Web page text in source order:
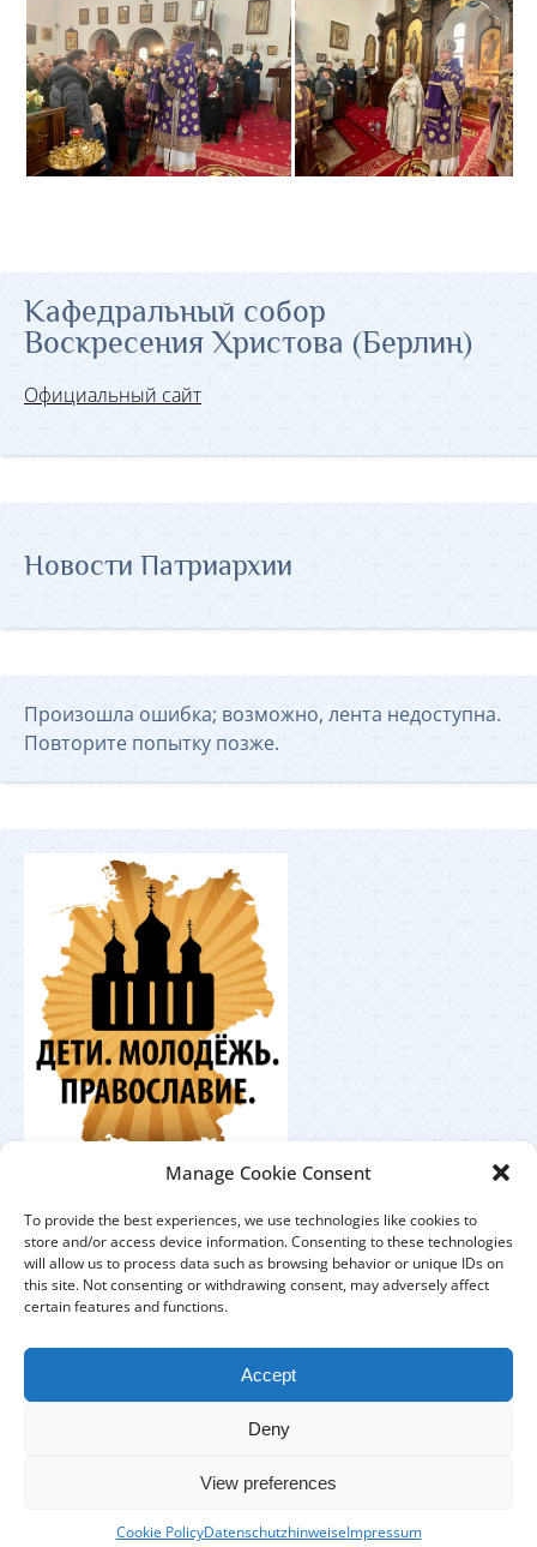
Manage Cookie Consent
To provide the best experiences, we use technologies like cookies to
store and/or access device information. Consenting to these technologies
will allow us to process data such as browsing behavior or unique IDs on
this site. Not consenting or withdrawing consent, may adversely affect
certain features and functions.
Accept
Deny
View preferences
Cookie PolicyDatenschutzhinweiseImpressum
Кафедральный собор
Воскресения Христова (Берлин)
Официальный сайт
Новости Патриархии
Произошла ошибка; возможно, лента недоступна.
Повторите попытку позже.
центр по работе с православной молодёжью в
Германии
Reserved